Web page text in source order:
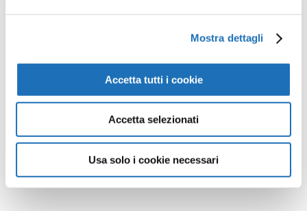
Mostra dettagli
Accetta tutti i cookie
Accetta selezionati
Usa solo i cookie necessari
Continua a scoprire tutte le
Cesenatico nella Galleria Virtuale:
un viaggio artistico senza confini.
Guarda tutte le opere